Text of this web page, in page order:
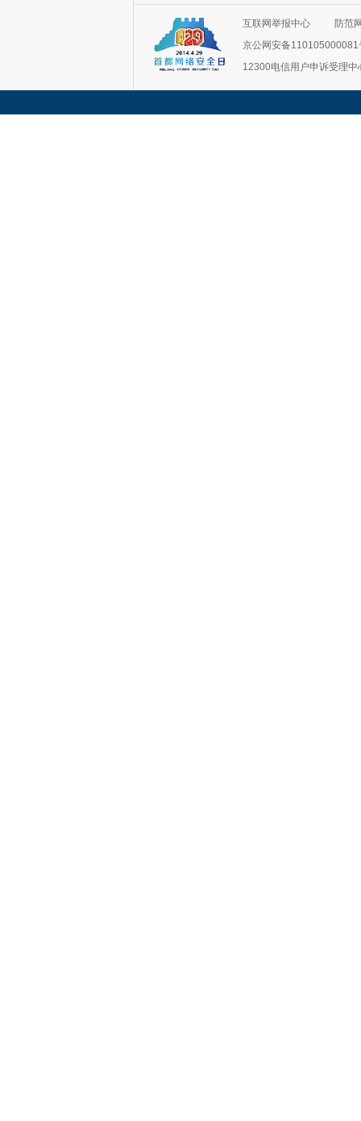
互联网举报中心
防范
京公网安备110105000081
12300电信用户申诉受理中